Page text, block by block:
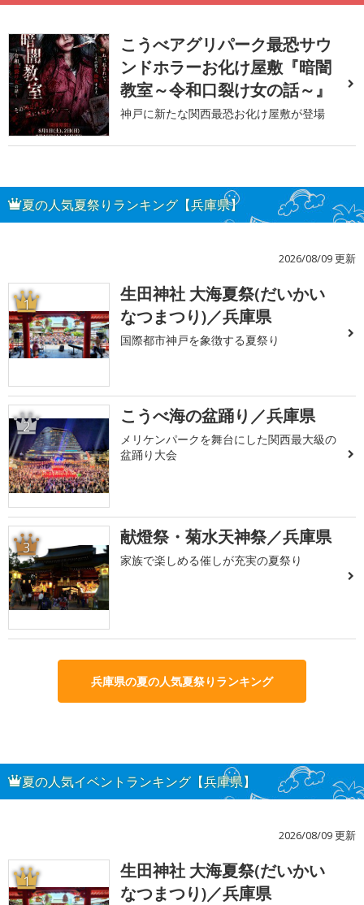
こうべアグリパーク最恐サウ
ンドホラーお化け屋敷『暗闇
教室～令和口裂け女の話～』
神戸に新たな関西最恐お化け屋敷が登場
夏の人気夏祭りランキング【兵庫県】
2026/08/09 更新
1
生田神社 大海夏祭(だいかい
なつまつり)／兵庫県
国際都市神戸を象徴する夏祭り
2 こうべ海の盆踊り／兵庫県
メリケンパークを舞台にした関西最大級の
盆踊り大会
3 献燈祭・菊水天神祭／兵庫県
家族で楽しめる催しが充実の夏祭り
兵庫県の夏の人気夏祭りランキング
夏の人気イベントランキング【兵庫県】
2026/08/09 更新
1
生田神社 大海夏祭(だいかい
なつまつり)／兵庫県